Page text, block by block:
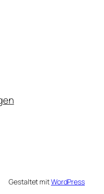
Gestaltet mitWordPress